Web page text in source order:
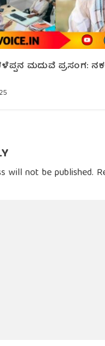
ಮದುವೆ ಪ್ರಸಂಗ:
will not be published.